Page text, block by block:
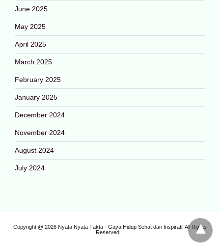
June 2025
May 2025
April 2025
March 2025
February 2025
January 2025
December 2024
November 2024
August 2024
July 2024
Copyright @ 2026 Nyata Nyata Fakta - Gaya Hidup Sehat dan Inspiratif All Rights
Reserved